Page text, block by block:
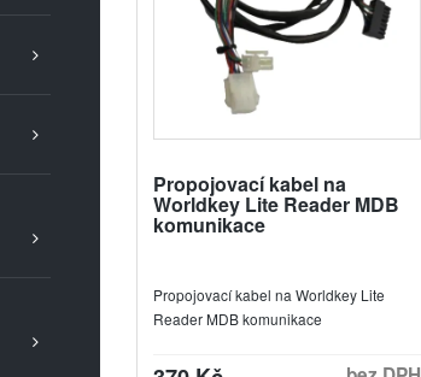
Propojovací kabel na
Worldkey Lite Reader MDB
komunikace
Propojovací kabel na Worldkey Lite
Reader MDB komunikace